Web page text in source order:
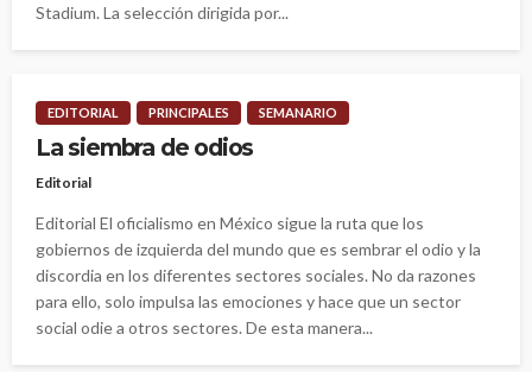
Stadium. La selección dirigida por...
EDITORIAL PRINCIPALES SEMANARIO
La siembra de odios
Editorial
Editorial El oficialismo en México sigue la ruta que los
gobiernos de izquierda del mundo que es sembrar el odio y la
discordia en los diferentes sectores sociales. No da razones
para ello, solo impulsa las emociones y hace que un sector
social odie a otros sectores. De esta manera...